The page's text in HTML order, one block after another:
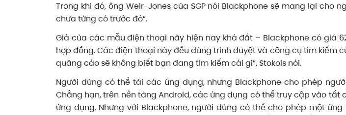
Trong khi đó, ông Weir-Jones của SGP nói Blackphone sẽ mang lại
chưa từng có trước đó”.
Giá của các mẫu điện thoại này hiện nay khá đắt – Blackphone có giá
hợp đồng. Các điện thoại này đều dùng trình duyệt và công cụ tìm kiếm
quảng cáo sẽ không biết bạn đang tìm kiếm cái gì”, Stokols nói.
Người dùng có thể tải các ứng dụng, nhưng Blackphone cho phép
Chẳng hạn, trên nền tảng Android, các ứng dụng có thể truy cập vào
ứng dụng. Nhưng với Blackphone, người dùng có thể cho phép một